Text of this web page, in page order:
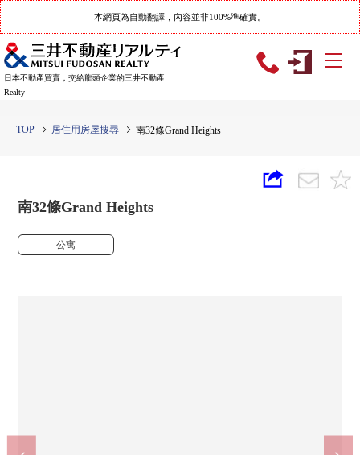
本網頁為自動翻譯，內容並非100%準確實。
日本不動產買賣，交給龍頭企業的三井不動產
Realty
TOP 居住用房屋搜尋 南32條Grand Heights
南32條Grand Heights
公寓